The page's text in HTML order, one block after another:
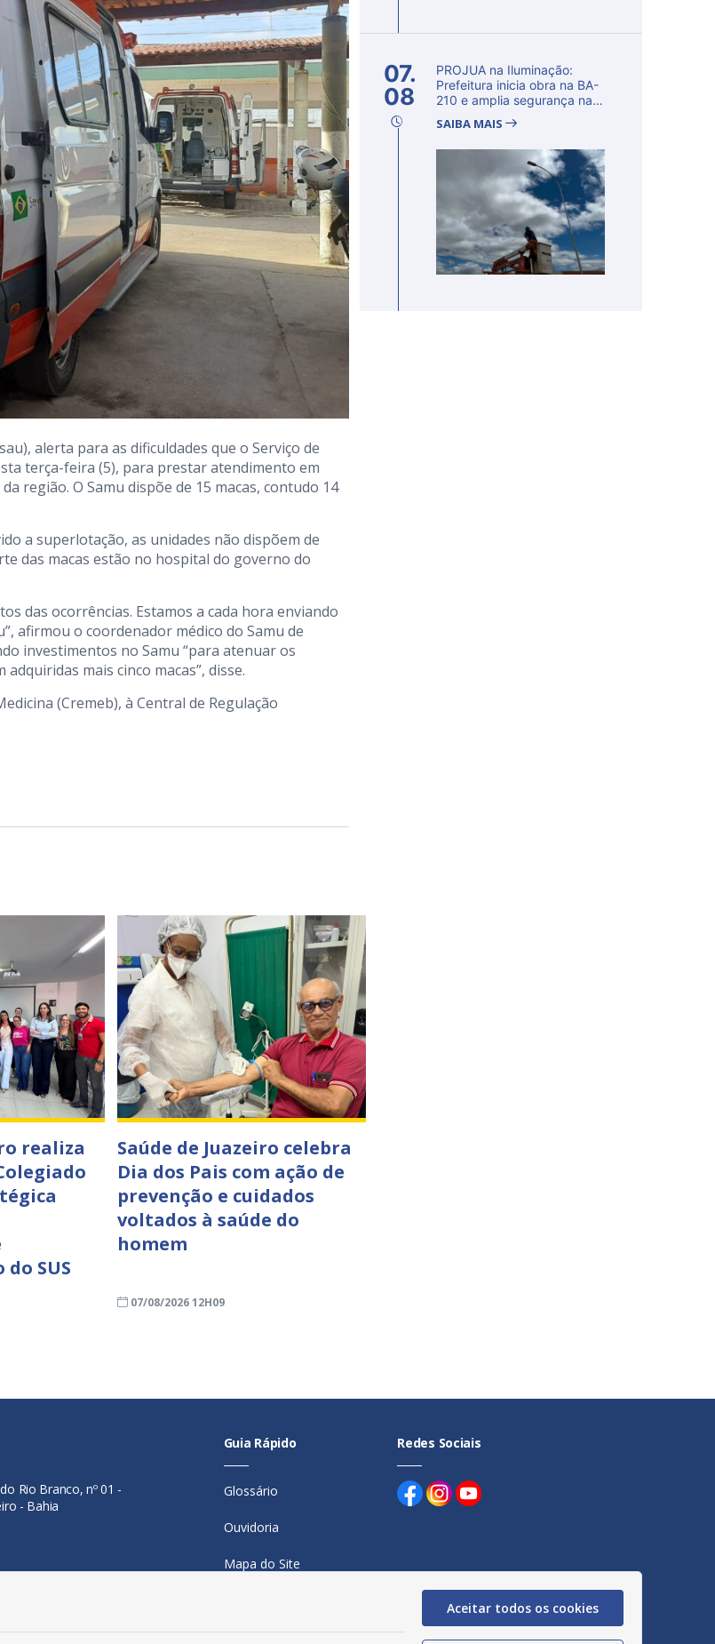
alerta para as dificuldades que o Serviço de
terça-feira (5), para prestar atendimento em
região. O Samu dispõe de 15 macas, contudo 14
a superlotação, as unidades não dispõem de
das macas estão no hospital do governo do
das ocorrências. Estamos a cada hora enviando
afirmou o coordenador médico do Samu de
investimentos no Samu “para atenuar os
mais cinco macas”, disse.
(Cremeb), à Central de Regulação
realiza
SUS
Saúde de Juazeiro celebra
Dia dos Pais com ação de
prevenção e cuidados
voltados à saúde do
homem
07/08/2026 12H09
07.
08
PROJUA na Iluminação:
Prefeitura inicia obra na BA-
210 e amplia segurança na
SAIBA MAIS
Rio Branco, nº 01 -
- Bahia
Guia Rápido
Glossário
Ouvidoria
Mapa do Site
Manual de Navegação
Redes Sociais
Aceitar todos os cookies